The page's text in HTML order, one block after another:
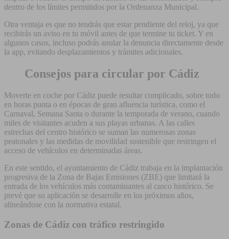
dentro de los límites permitidos por la Ordenanza Municipal.
Otra ventaja es que no tendrás que estar pendiente del reloj, ya que
recibirás un aviso en tu móvil antes de que termine tu ticket. Y en
algunos casos, incluso podrás anular la denuncia directamente desde
la app, evitando desplazamientos y trámites adicionales.
Consejos para circular por Cádiz
Moverte en coche por Cádiz puede resultar complicado, sobre todo
en horas punta o en épocas de gran afluencia turística, como el
Carnaval, Semana Santa o durante la temporada de verano, cuando
miles de visitantes acuden a sus playas urbanas. A las calles
estrechas del centro histórico se suman las numerosas zonas
peatonales y las medidas de movilidad sostenible que restringen el
acceso de vehículos en determinadas áreas.
En este sentido, el ayuntamiento de Cádiz trabaja en la implantación
progresiva de la Zona de Bajas Emisiones (ZBE) que limitará la
entrada de los vehículos más contaminantes al casco histórico. Se
prevé que su aplicación se desarrolle en los próximos años,
alineándose con la normativa estatal.
Zonas de Cádiz con tráfico restringido